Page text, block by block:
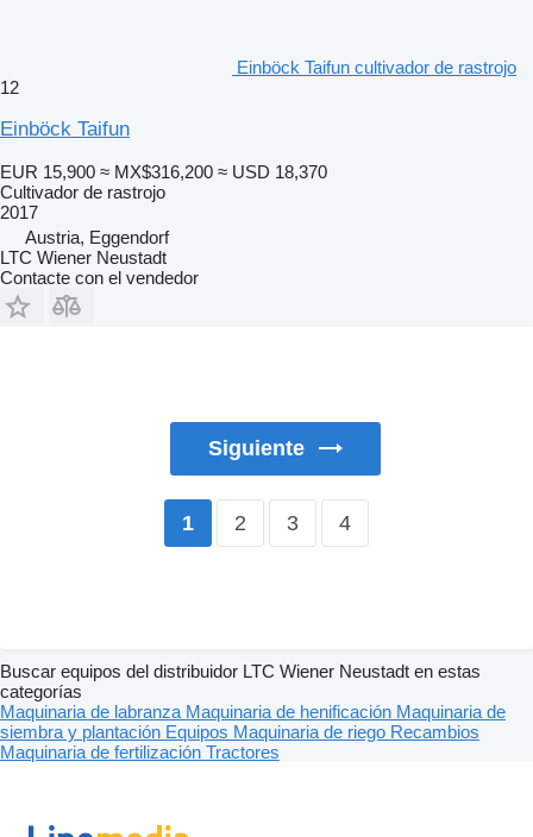
Einböck Taifun cultivador de rastrojo
12
Einböck Taifun
EUR 15,900 ≈ MX$316,200 ≈ USD 18,370
Cultivador de rastrojo
2017
Austria, Eggendorf
LTC Wiener Neustadt
Contacte con el vendedor
Siguiente
1 2 3 4
Buscar equipos del distribuidor LTC Wiener Neustadt en estas
categorías
Maquinaria de labranza Maquinaria de henificación Maquinaria de
siembra y plantación Equipos Maquinaria de riego Recambios
Maquinaria de fertilización Tractores